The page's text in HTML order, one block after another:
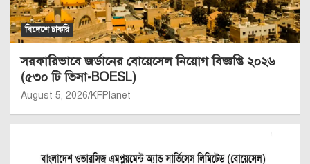
বিদেশে চাকরি
সরকারিভাবে জর্ডানের বোয়েসেল নিয়োগ বিজ্ঞপ্তি ২০২৬
(৫৩০ টি ভিসা-BOESL)
August 5, 2026 KFPlanet